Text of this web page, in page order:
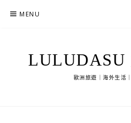
MENU
LULUDASU
歐洲旅遊｜海外生活